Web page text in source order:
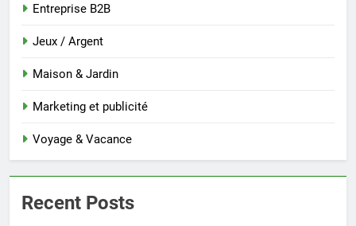
Entreprise B2B
Jeux / Argent
Maison & Jardin
Marketing et publicité
Voyage & Vacance
Recent Posts